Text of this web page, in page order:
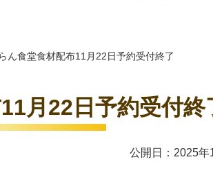
ん食堂食材配布11月22日予約受付終了
月22日予約受付終
公開日：2025